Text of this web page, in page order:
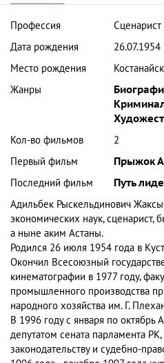
Профессия
Сценарист
Дата рождения
26.07.1954
Место рождения
Жанры
Кол-во фильмов
2
Первый фильм
Прыжок
Последний фильм
Путь
Адильбек Рыскельдинович
экономических наук,
а ныне аким Астаны.
Родился 26 июля 1954 года в
Окончил Всесоюзный
кинематографии в 1977 году,
промышленного производства
народного хозяйства им. Г.
В 1996 году с января по октябрь
депутатом сената парламента
законодательству и судебно-